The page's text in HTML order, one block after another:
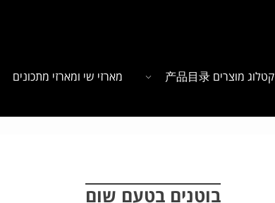
קטלוג מוצרים 产品目录 מארזי שי ומארזי מתכונים
בוטנים בטעם שום